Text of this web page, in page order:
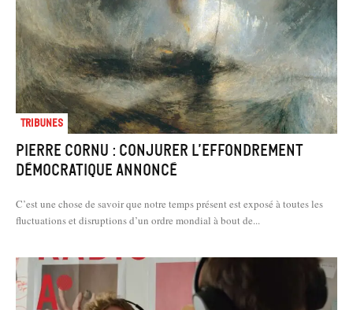
Tribunes
Pierre Cornu : Conjurer l’effondrement
démocratique annoncé
C’est une chose de savoir que notre temps présent est exposé à toutes les
fluctuations et disruptions d’un ordre mondial à bout de...